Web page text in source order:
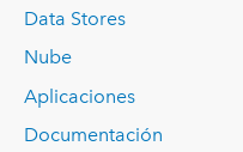
Data Stores
Nube
Aplicaciones
Documentación